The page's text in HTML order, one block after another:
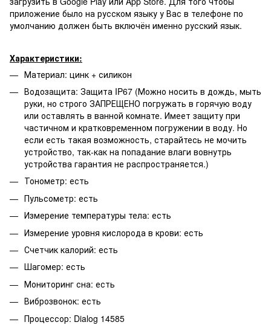
приложение было на русском языку у Вас в телефоне по
умолчанию должен быть включён именно русский язык.
Характеристики:
Материал: цинк + силикон
Водозащита: Защита IP67 (Можно носить в дождь, мыть
руки, но строго ЗАПРЕЩЕНО погружать в горячую воду
или оставлять в ванной комнате. Имеет защиту при
частичном и кратковременном погружении в воду. Но
если есть такая возможность, старайтесь не мочить
устройство, так-как на попадание влаги вовнутрь
устройства гарантия не распространяется.)
Тонометр: есть
Пульсометр: есть
Измерение температуры тела: есть
Измерение уровня кислорода в крови: есть
Счетчик калорий: есть
Шагомер: есть
Мониторинг сна: есть
Виброзвонок: есть
Процессор: Dialog 14585